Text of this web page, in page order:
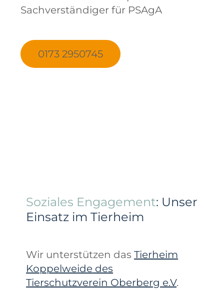
Sachverständiger für PSAgA
0173 2950745
Soziales Engagement: Unser
Einsatz im Tierheim
Wir unterstützen dasTierheim
Koppelweide des
Tierschutzverein Oberberg e.V.